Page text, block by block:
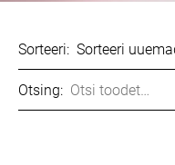
Sorteeri:
Otsing: